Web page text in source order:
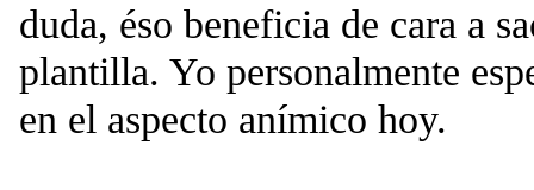
duda, éso beneficia de cara a
plantilla. Yo personalmente
en el aspecto anímico hoy.